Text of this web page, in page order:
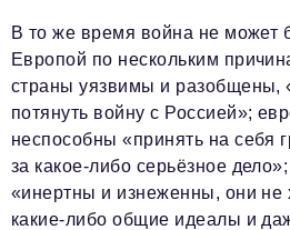
В то же время война не может
Европой по нескольким
страны уязвимы и разобщены,
потянуть войну с Россией»;
неспособны «принять на себя
за какое-либо серьёзное
«инертны и изнеженны, они не
какие-либо общие идеалы и